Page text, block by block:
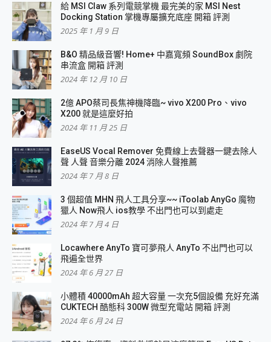
給 MSI Claw 系列電競掌機 最完美的家 MSI Nest
Docking Station 掌機專屬擴充底座 開箱 評測
2025 年 1 月 9 日
B&O 精品級音響! Home+ 中嘉寬頻 SoundBox 劇院
串流盒 開箱 評測
2024 年 12 月 10 日
2億 APO蔡司長焦神機降臨~ vivo X200 Pro、vivo
X200 就是這麼好拍
2024 年 11 月 25 日
EaseUS Vocal Remover 免費線上去聲器一鍵去除人
聲 人聲 音樂分離 2024 消除人聲推薦
2024 年 7 月 8 日
3 個超值 MHN 飛人工具分享~~ iToolab AnyGo 魔物
獵人 Now飛人 ios教學 不出門也可以到處走
2024 年 7 月 4 日
Locawhere AnyTo 寶可夢飛人 AnyTo 不出門也可以
飛遍全世界
2024 年 6 月 27 日
小體積 40000mAh 超大容量 一次充5個設備 充好充滿
CUKTECH 酷態科 300W 微型充電站 開箱 評測
2024 年 6 月 24 日